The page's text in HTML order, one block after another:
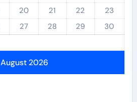
August 2026
20 21 22
23
27 28 29
30